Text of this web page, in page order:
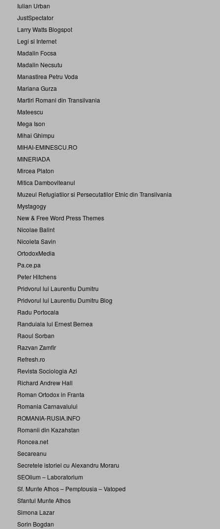
Iulian Urban
JustSpectator
Larry Watts Blogspot
Legi si Internet
Madalin Focsa
Madalin Necsutu
Manastirea Petru Voda
Mariana Gurza
Martiri Romani din Transilvania
Mateescu
Mega Ison
Mihai Ghimpu
MIHAI-EMINESCU.RO
MINERIADA
Mircea Platon
Mitica Damboviteanul
Muzeul Refugiatilor si Persecutatilor Etnic din Transilvania
Mystagogy
New & Free Word Press Themes
Nicolae Balint
Nicoleta Savin
OrtodoxMedia
Pa.ce.pa
Peter Hitchens
Pridvorul lui Laurentiu Dumitru
Pridvorul lui Laurentiu Dumitru Blog
Radu Portocala
Randuiala lui Ernest Bernea
Raoul Sorban
Razvan Zamfir
Refresh.ro
Revista Sociologia Azi
Richard Andrew Hall
Roman Ortodox in Franta
Romania Carnavalului
ROMANIA-RUSIA.INFO
Romanii din Kazahstan
Roncea.net
Secareanu
Secretele istoriei cu Alexandru Moraru
SEOlium – Laboratorium
Sf. Munte Athos – Pemptousia – Vatoped
Sfantul Munte Athos
Simona Lazar
Sorin Bogdan